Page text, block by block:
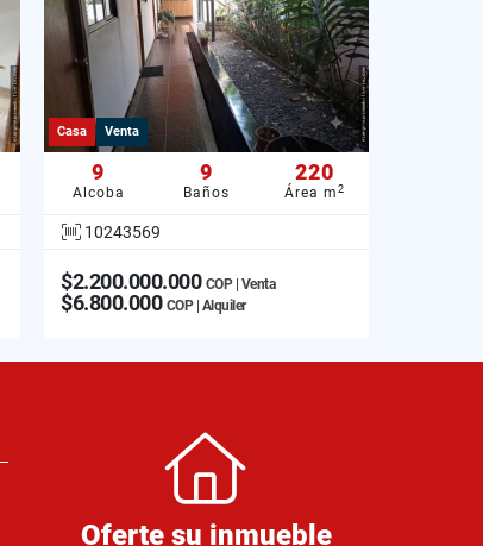
Casa Venta
9
Alcoba
9
Baños
220
Área m 2
10243569
$2.200.000.000 COP | Venta
$6.800.000 COP | Alquiler
Oferte su inmueble